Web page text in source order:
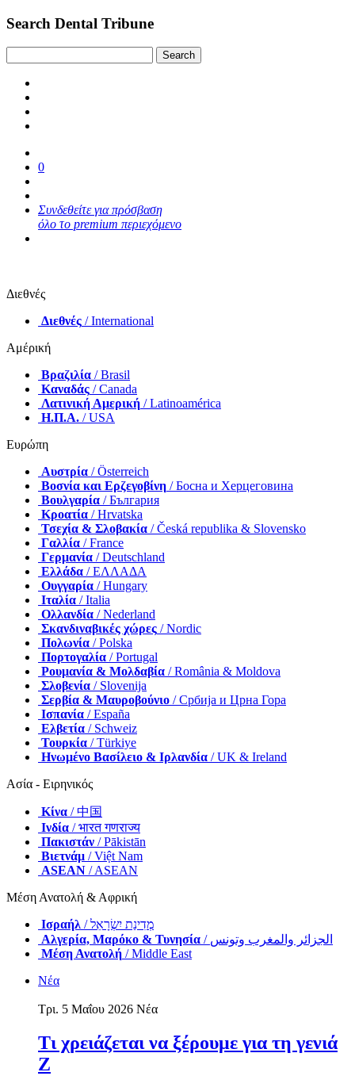
Search Dental Tribune
0
Συνδεθείτε για πρόσβαση
όλο το premium περιεχόμενο
Διεθνές
Διεθνές / International
Αμέρική
Βραζιλία / Brasil
Καναδάς / Canada
Λατινική Αμερική / Latinoamérica
Η.Π.Α. / USA
Ευρώπη
Αυστρία / Österreich
Βοσνία και Ερζεγοβίνη / Босна и Херцеговина
Βουλγαρία / България
Κροατία / Hrvatska
Τσεχία & Σλοβακία / Česká republika & Slovensko
Γαλλία / France
Γερμανία / Deutschland
Ελλάδα / ΕΛΛΑΔΑ
Ουγγαρία / Hungary
Ιταλία / Italia
Ολλανδία / Nederland
Σκανδιναβικές χώρες / Nordic
Πολωνία / Polska
Πορτογαλία / Portugal
Ρουμανία & Μολδαβία / România & Moldova
Σλοβενία / Slovenija
Σερβία & Μαυροβούνιο / Србија и Црна Гора
Ισπανία / España
Ελβετία / Schweiz
Τουρκία / Türkiye
Ηνωμένο Βασίλειο & Ιρλανδία / UK & Ireland
Ασία - Ειρηνικός
Κίνα / 中国
Ινδία / भारत गणराज्य
Πακιστάν / Pākistān
Βιετνάμ / Việt Nam
ASEAN / ASEAN
Μέση Ανατολή & Αφρική
Ισραήλ
/ מְדִינַת יִשְׂרָאֵל
Αλγερία, Μαρόκο & Τυνησία
/ الجزائر والمغرب وتونس
Μέση Ανατολή / Middle East
Νέα
Τρι. 5 Μαΐου 2026 Νέα
Τι χρειάζεται να ξέρουμε για τη γενιά
Ζ